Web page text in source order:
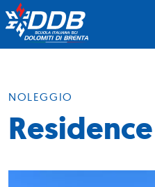
NOLEGGIO